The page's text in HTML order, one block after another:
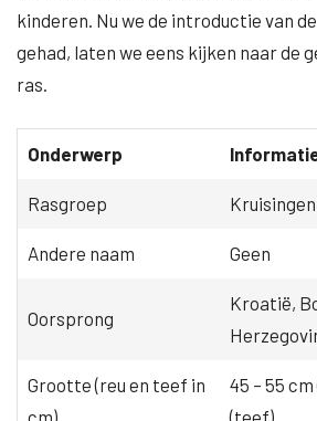
kinderen. Nu we de introductie van
gehad, laten we eens kijken naar de
ras.
Onderwerp
Rasgroep Kruisingen
Andere naam Geen
Oorsprong
Kroatië,
Grootte (reu en teef in
cm)
45 – 55 cm
(teef)